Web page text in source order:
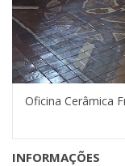
Oficina Cerâmica
INFORMAÇÕES